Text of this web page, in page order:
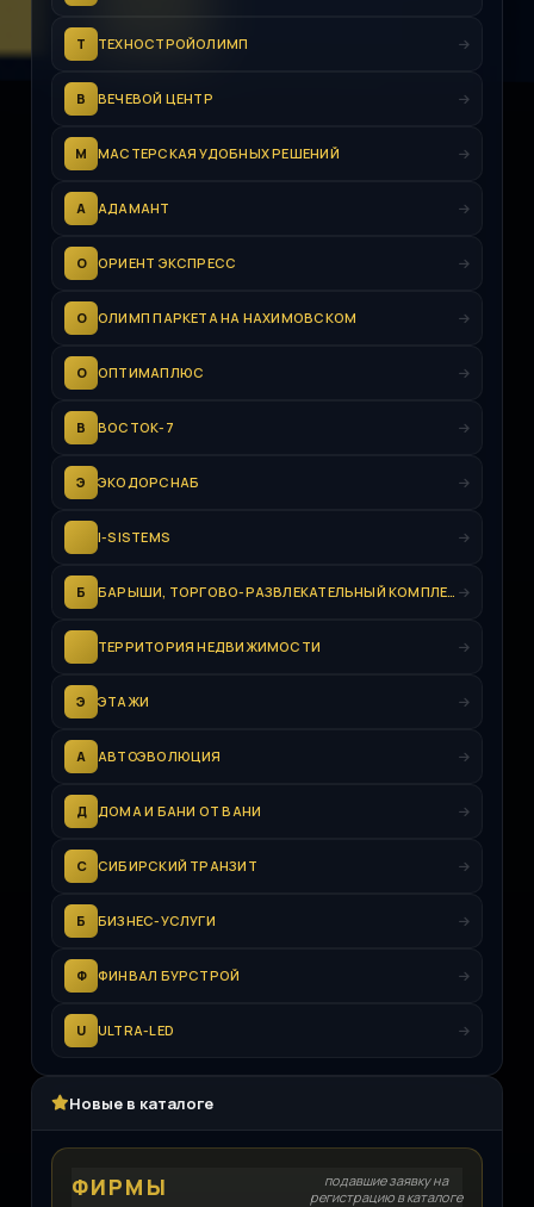
Т ТЕХНОСТРОЙОЛИМП
В ВЕЧЕВОЙ ЦЕНТР
М МАСТЕРСКАЯ УДОБНЫХ РЕШЕНИЙ
А АДАМАНТ
О ОРИЕНТ ЭКСПРЕСС
О ОЛИМП ПАРКЕТА НА НАХИМОВСКОМ
О ОПТИМАПЛЮС
В ВОСТОК-7
Э ЭКОДОРСНАБ
I-SISTEMS
Б БАРЫШИ, ТОРГОВО-РАЗВЛЕКАТЕЛЬНЫЙ КОМПЛЕКС
ТЕРРИТОРИЯ НЕДВИЖИМОСТИ
Э ЭТАЖИ
А АВТОЭВОЛЮЦИЯ
Д ДОМА И БАНИ ОТ ВАНИ
С СИБИРСКИЙ ТРАНЗИТ
Б БИЗНЕС-УСЛУГИ
Ф ФИНВАЛ БУРСТРОЙ
U ULTRA-LED
Новые в каталоге
ФИРМЫ
подавшие заявку на
регистрацию в каталоге